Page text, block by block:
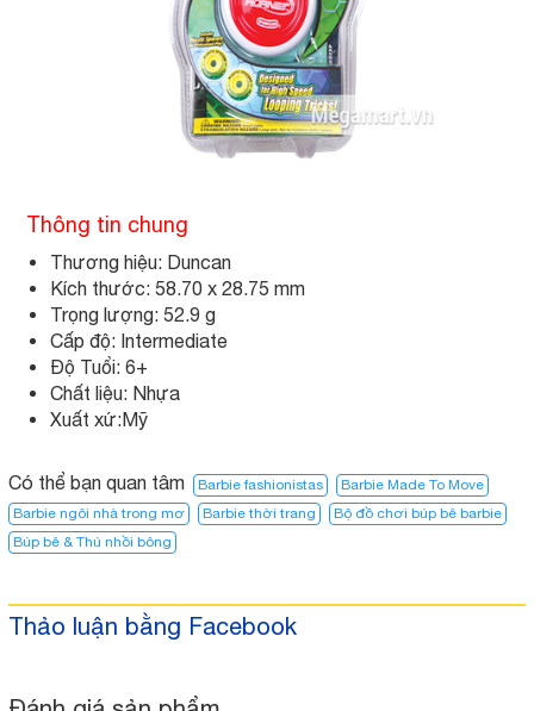
Thông tin chung
Thương hiệu: Duncan
Kích thước: 58.70 x 28.75 mm
Trọng lượng: 52.9 g
Cấp độ: Intermediate
Độ Tuổi: 6+
Chất liệu: Nhựa
Xuất xứ:Mỹ
Có thể bạn quan tâm Barbie fashionistas
Barbie Made To Move
Barbie ngôi nhà trong mơ​
Barbie thời trang
Bộ đồ chơi búp bê barbie
Búp bê & Thú nhồi bông
Thảo luận bằng Facebook